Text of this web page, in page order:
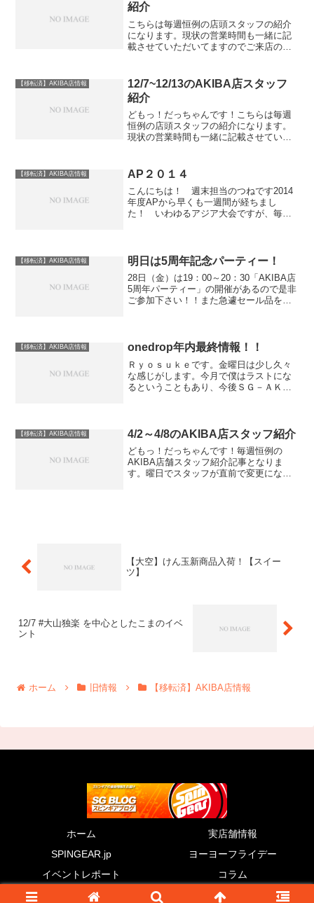
紹介
こちらは毎週恒例の店頭スタッフの紹介
になります。現状の営業時間も一緒に記
載させていただいてますのでご来店の際
はSGAKIBA店のTwitterアカウント
@SPINGEA...
【移転済】AKIBA店情報
12/7~12/13のAKIBA店スタッフ
紹介
どもっ！だっちゃんです！こちらは毎週
恒例の店頭スタッフの紹介になります。
現状の営業時間も一緒に記載させていた
スタッフが変更となる場合はSGAKIBA店
のTwitterア...
【移転済】AKIBA店情報 AP２０１４
こんにちは！ 週末担当のつねです2014
年度APから早くも一週間が経ちまし
た！ いわゆるアジア大会ですが、毎年
エリアですので、毎年ハ...
【移転済】AKIBA店情報 明日は5周年記念パーティー！
28日（金）は19：00～20：30「AKIBA店
5周年パーティー」の開催があるので是非
ご参加下さい！！また急遽セール品を追
後のラ...
【移転済】AKIBA店情報 onedrop年内最終情報！！
Ｒｙｏｓｕｋｅです。金曜日は少し久々
な感じがします。今月で僕はラストにな
るということもあり、今後ＳＧ－ＡＫＩ
新色・Ｂｅｎｃｈ...
【移転済】AKIBA店情報 4/2～4/8のAKIBA店スタッフ紹介
どもっ！だっちゃんです！毎週恒例の
AKIBA店舗スタッフ紹介記事となりま
す。曜日でスタッフが直前で変更になる
【大空】けん玉新商品入荷！【スイー
ツ】
12/7 #大山独楽 を中心としたこまのイベ
ント
ホーム 旧情報 【移転済】AKIBA店情報
ホーム
実店舗情報
SPINGEAR.jp
ヨーヨーフライデー
イベントレポート
コラム
© 2011 SG BLOG.